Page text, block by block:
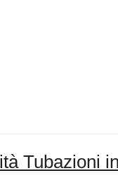
Tubazioni